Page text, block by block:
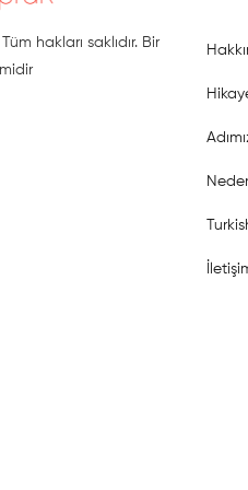
hakları saklıdır. Bir